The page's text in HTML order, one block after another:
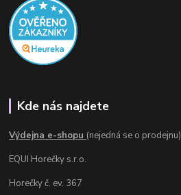
Kde nás najdete
Výdejna e-shopu (nejedná se o prodejnu)
EQUI Horečky s.r.o.
Horečky č. ev. 367